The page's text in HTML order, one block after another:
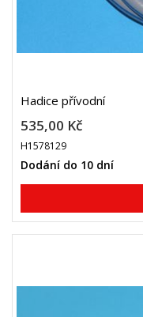
Hadice přívodní
535,00 Kč
H1578129
Dodání do 10 dní